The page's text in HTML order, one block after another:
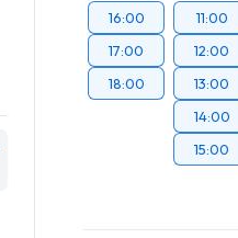
16:00
17:00
18:00
11:00
12:00
13:00
14:00
15:00